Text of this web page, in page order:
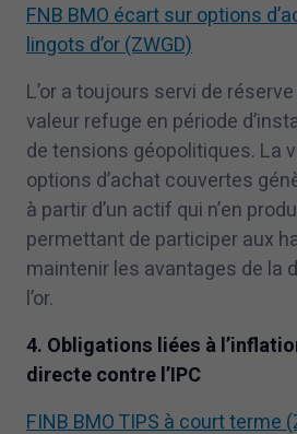
FNB BMO écart sur options
lingots d’or (ZWGD)
L’or a toujours servi de
valeur refuge en période
de tensions géopolitiques. La
options d’achat couvertes
à partir d’un actif qui n’en
permettant de participer aux
maintenir les avantages de la
l’or.
4. Obligations liées à
directe contre l’IPC
FINB BMO TIPS à court terme